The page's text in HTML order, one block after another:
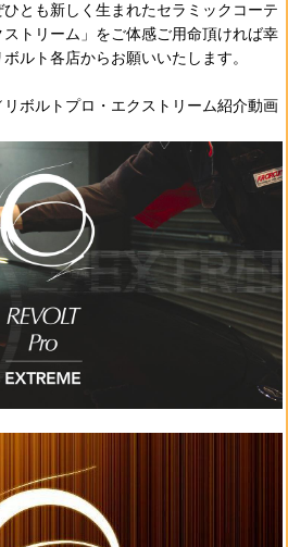
とも新しく生まれたセラミックコーテ
トリーム」をご体感ご用命頂ければ幸
ルト各店からお願いいたします。
リボルトプロ・エクストリーム紹介動画